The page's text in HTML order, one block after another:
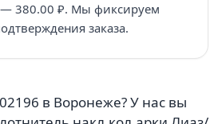
— 380.00 ₽. Мы фиксируем
заказа.
в Воронеже? У нас вы